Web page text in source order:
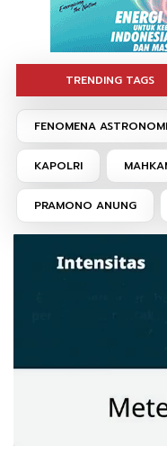
TRENDING TAGS
FENOMENA ASTRONOMI
KAPOLRI
PRAMONO ANUNG